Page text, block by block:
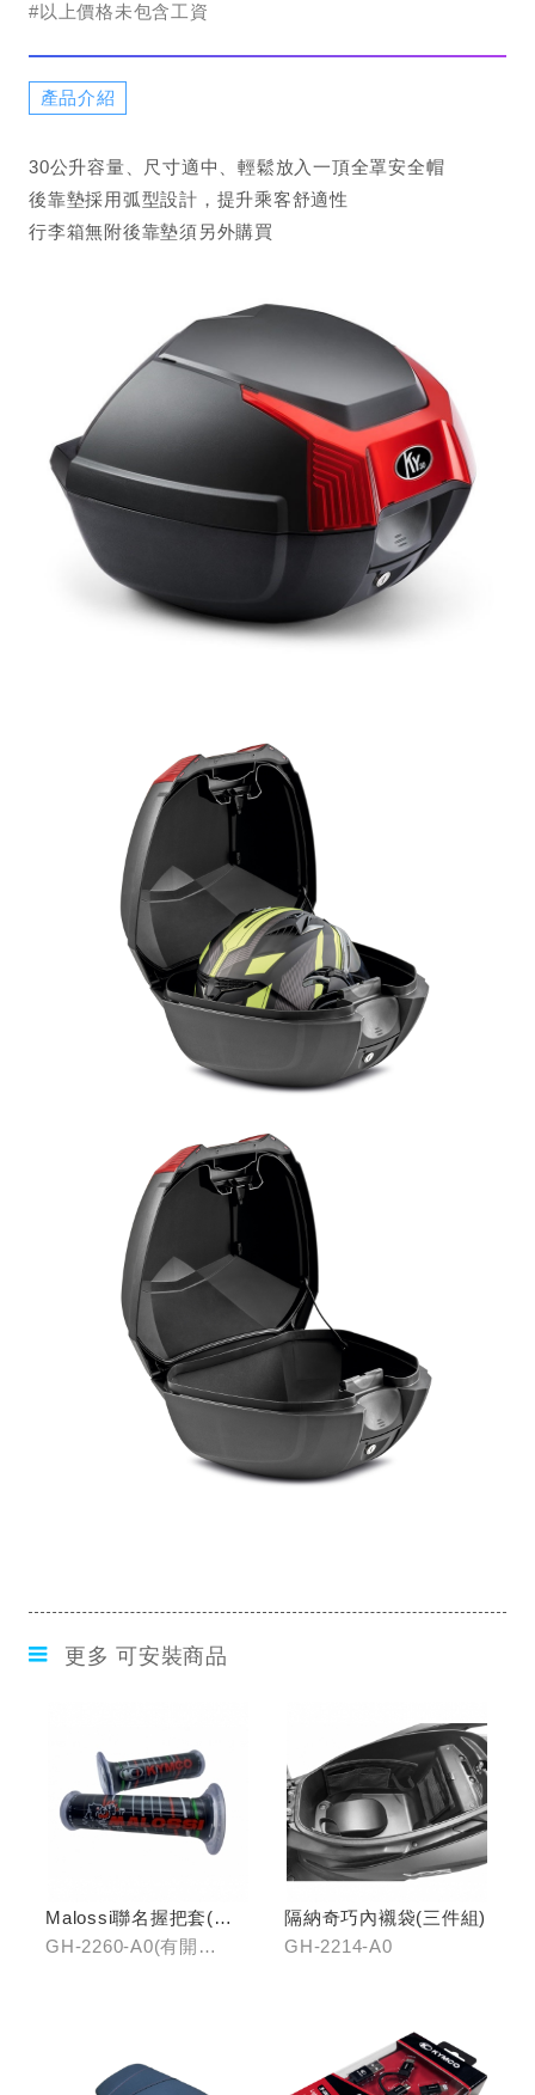
#以上價格未包含工資
產品介紹
30公升容量、尺寸適中、輕鬆放入一頂全罩安全帽
後靠墊採用弧型設計，提升乘客舒適性
行李箱無附後靠墊須另外購買
更多 可安裝商品
Malossi聯名握把套(有
開口)/(無開口)
GH-2260-A0(有開
隔納奇巧內襯袋(三件組)
GH-2214-A0